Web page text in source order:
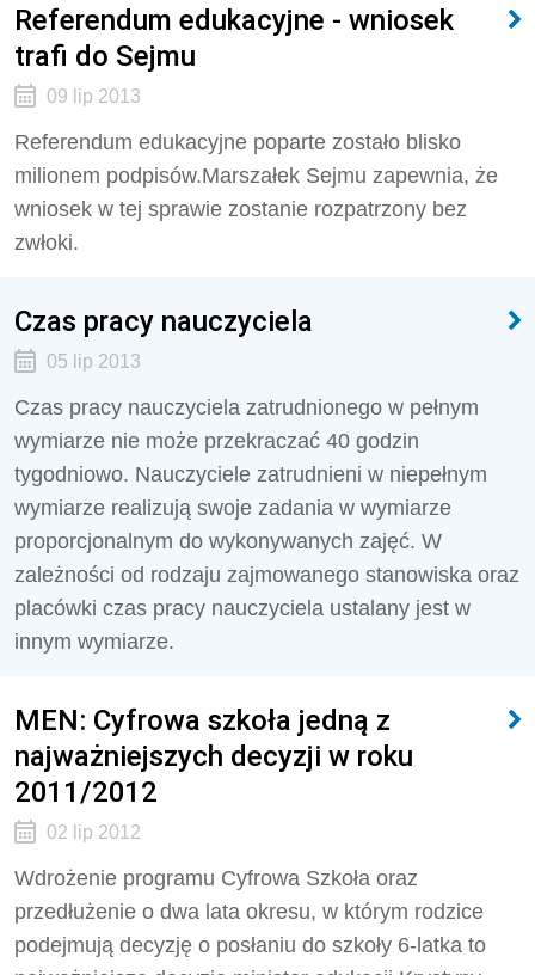
Referendum edukacyjne - wniosek
trafi do Sejmu
09 lip 2013
Referendum edukacyjne poparte zostało blisko
milionem podpisów.Marszałek Sejmu zapewnia, że
wniosek w tej sprawie zostanie rozpatrzony bez
zwłoki.
Czas pracy nauczyciela
05 lip 2013
Czas pracy nauczyciela zatrudnionego w pełnym
wymiarze nie może przekraczać 40 godzin
tygodniowo. Nauczyciele zatrudnieni w niepełnym
wymiarze realizują swoje zadania w wymiarze
proporcjonalnym do wykonywanych zajęć. W
zależności od rodzaju zajmowanego stanowiska oraz
placówki czas pracy nauczyciela ustalany jest w
innym wymiarze.
MEN: Cyfrowa szkoła jedną z
najważniejszych decyzji w roku
2011/2012
02 lip 2012
Wdrożenie programu Cyfrowa Szkoła oraz
przedłużenie o dwa lata okresu, w którym rodzice
podejmują decyzję o posłaniu do szkoły 6-latka to